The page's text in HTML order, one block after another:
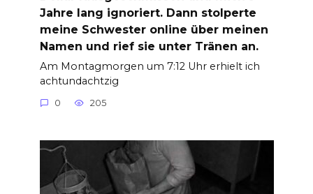
Jahre lang ignoriert. Dann stolperte
meine Schwester online über meinen
Namen und rief sie unter Tränen an.
Am Montagmorgen um 7:12 Uhr erhielt ich
achtundachtzig
0 205